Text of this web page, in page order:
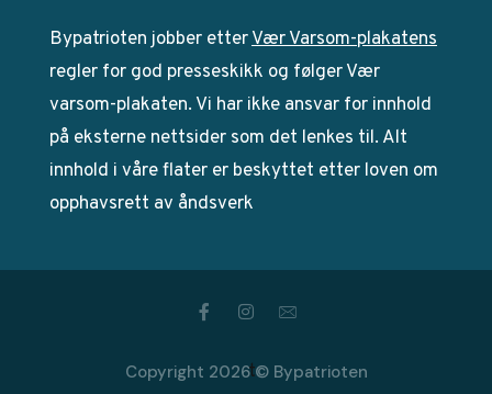
Bypatrioten jobber etterVær Varsom-plakatens
regler for god presseskikk og følger Vær
varsom-plakaten. Vi har ikke ansvar for innhold
på eksterne nettsider som det lenkes til. Alt
innhold i våre flater er beskyttet etter loven om
opphavsrett av åndsverk
Copyright 2026 © Bypatrioten